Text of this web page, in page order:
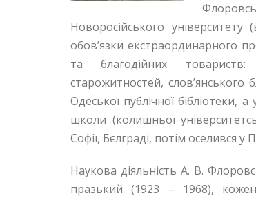
Новоросійського
обов’язки екстраординарного
та благодійних товариств:
старожитностей,
Одеської публічної бібліотеки,
школи (колишньої
Софії, Бєлграді, потім оселився у
Наукова діяльність А. В.
празький (1923 – 1968),